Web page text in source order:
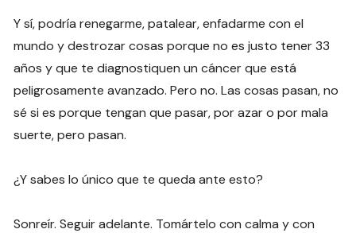
Y sí, podría renegarme, patalear, enfadarme con el
mundo y destrozar cosas porque no es justo tener 33
años y que te diagnostiquen un cáncer que está
peligrosamente avanzado. Pero no. Las cosas pasan, no
sé si es porque tengan que pasar, por azar o por mala
suerte, pero pasan.
¿Y sabes lo único que te queda ante esto?
Sonreír. Seguir adelante. Tomártelo con calma y con